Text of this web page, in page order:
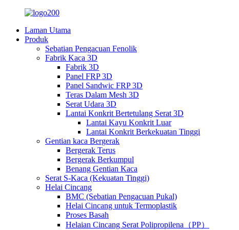
Laman Utama
Produk
Sebatian Pengacuan Fenolik
Fabrik Kaca 3D
Fabrik 3D
Panel FRP 3D
Panel Sandwic FRP 3D
Teras Dalam Mesh 3D
Serat Udara 3D
Lantai Konkrit Bertetulang Serat 3D
Lantai Kayu Konkrit Luar
Lantai Konkrit Berkekuatan Tinggi
Gentian kaca Bergerak
Bergerak Terus
Bergerak Berkumpul
Benang Gentian Kaca
Serat S-Kaca (Kekuatan Tinggi)
Helai Cincang
BMC (Sebatian Pengacuan Pukal)
Helai Cincang untuk Termoplastik
Proses Basah
Helaian Cincang Serat Polipropilena（PP）